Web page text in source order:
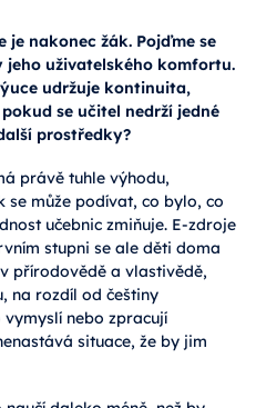
je nakonec žák. Pojďme se
jeho uživatelského komfortu.
udržuje kontinuita,
se učitel nedrží jedné
prostředky?
právě tuhle výhodu,
se může podívat, co bylo, co
učebnic zmiňuje. E-zdroje
stupni se ale děti doma
přírodovědě a vlastivědě,
na rozdíl od češtiny
nebo zpracují
situace, že by jim